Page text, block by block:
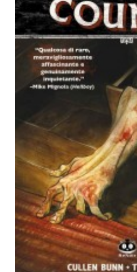
Autori
Generi
Case editrici
Partnership
Tabù Festival 2014
A Tutto Volume
Salone di Torino
Marketing